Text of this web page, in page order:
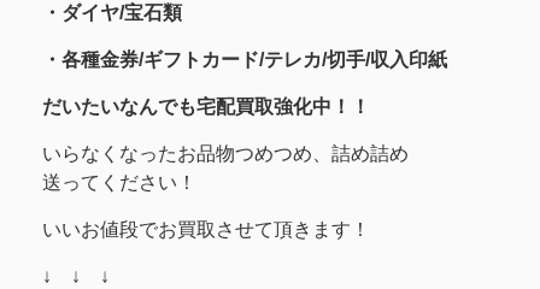
・ ダイヤ/宝石類
・各種金券/ギフトカード/テレカ/切手/収入印紙
だいたいなんでも宅配買取強化中！！
いらなくなったお品物つめつめ、詰め詰め
送ってください！
いいお値段でお買取させて頂きます！
↓ ↓ ↓